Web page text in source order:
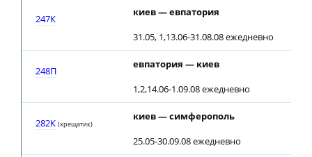
247К
киев — евпатория
31.05, 1,13.06-31.08.08 ежедневно
248П
евпатория — киев
1,2,14.06-1.09.08 ежедневно
282К (хрещатик)
киев — симферополь
25.05-30.09.08 ежедневно